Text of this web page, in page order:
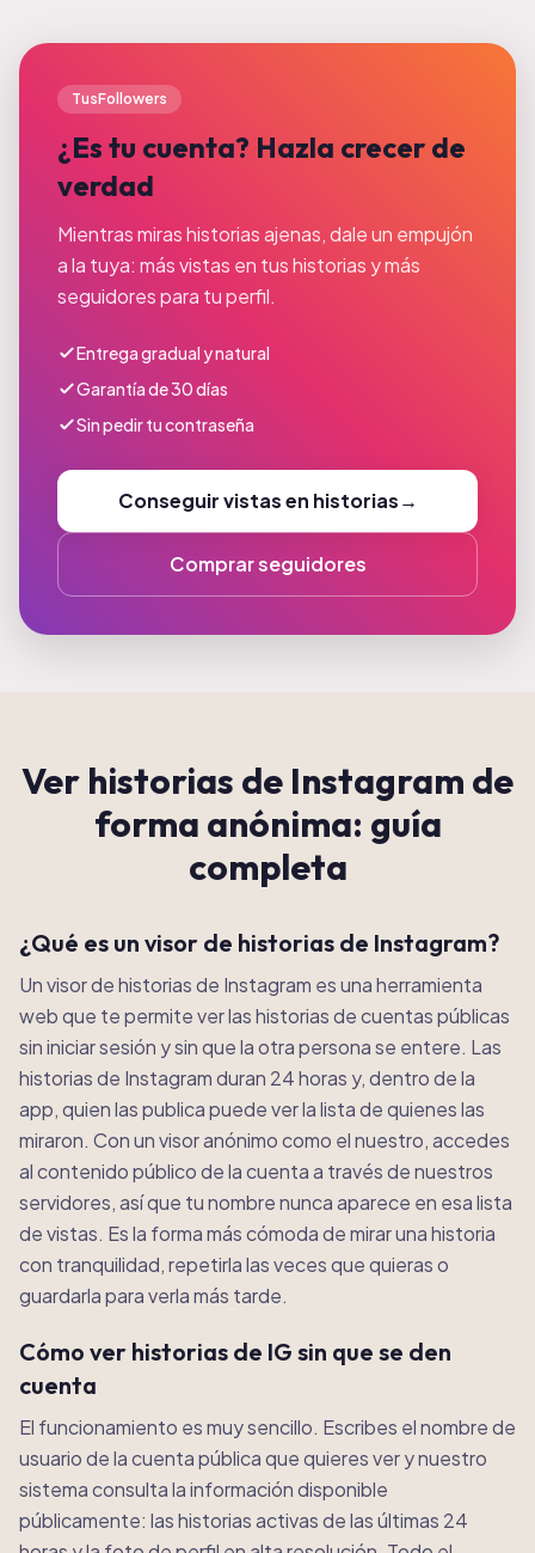
TusFollowers
¿Es tu cuenta? Hazla crecer de
verdad
Mientras miras historias ajenas, dale un empujón
a la tuya: más vistas en tus historias y más
seguidores para tu perfil.
Entrega gradual y natural
Garantía de 30 días
Sin pedir tu contraseña
Conseguir vistas en historias→
Comprar seguidores
Ver historias de Instagram de
forma anónima: guía
completa
¿Qué es un visor de historias de Instagram?
Un visor de historias de Instagram es una herramienta
web que te permite ver las historias de cuentas públicas
sin iniciar sesión y sin que la otra persona se entere. Las
historias de Instagram duran 24 horas y, dentro de la
app, quien las publica puede ver la lista de quienes las
miraron. Con un visor anónimo como el nuestro, accedes
al contenido público de la cuenta a través de nuestros
servidores, así que tu nombre nunca aparece en esa lista
de vistas. Es la forma más cómoda de mirar una historia
con tranquilidad, repetirla las veces que quieras o
guardarla para verla más tarde.
Cómo ver historias de IG sin que se den
cuenta
El funcionamiento es muy sencillo. Escribes el nombre de
usuario de la cuenta pública que quieres ver y nuestro
sistema consulta la información disponible
públicamente: las historias activas de las últimas 24